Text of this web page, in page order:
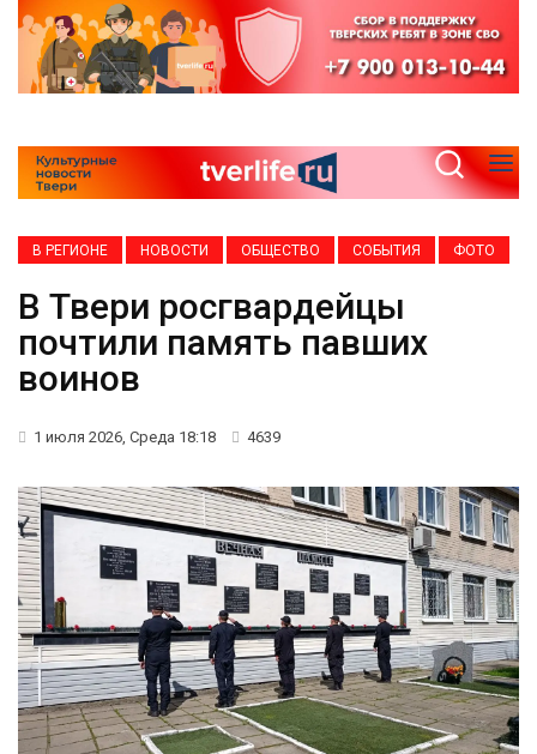
В РЕГИОНЕ НОВОСТИ ОБЩЕСТВО СОБЫТИЯ ФОТО
В Твери росгвардейцы
почтили память павших
воинов
1 июля 2026, Среда 18:18 4639